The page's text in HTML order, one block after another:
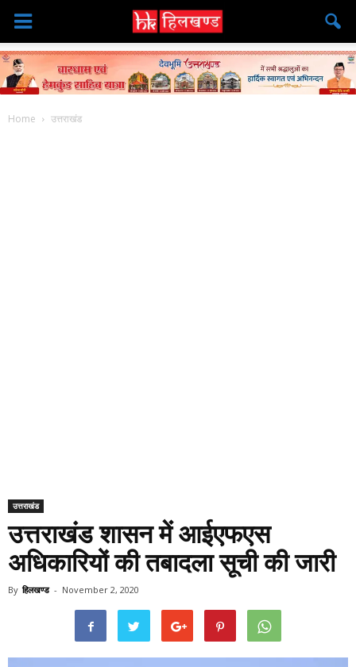
Home उत्तराखंड
उत्तराखंड
उत्तराखंड शासन में आईएफएस
अधिकारियों की तबादला सूची की जारी
By हिलखण्ड - November 2, 2020